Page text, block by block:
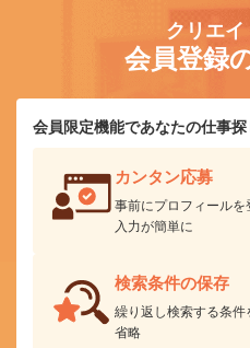
クリエイ
会員登録
会員限定機能であなたの仕事探
カンタン応募
事前にプロフィール
入力が簡単に
検索条件の保存
繰り返し検索する条
省略